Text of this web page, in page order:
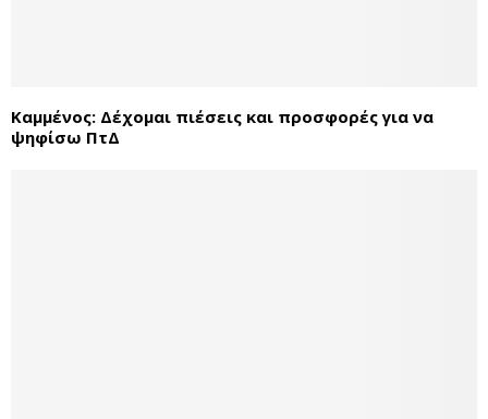
Καμμένος: Δέχομαι πιέσεις και προσφορές για να
ψηφίσω ΠτΔ